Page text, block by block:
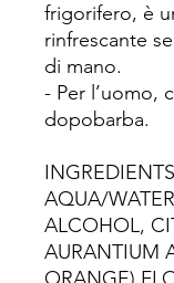
frigorifero, è
rinfrescante
di mano.
- Per l’uomo,
dopobarba.
AQUA/
ALCOHOL,
AURANTIUM